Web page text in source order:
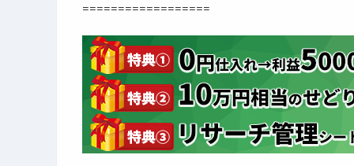
==================